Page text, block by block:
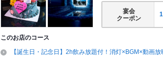
宴会
クーポン
このお店のコース
【誕生日・記念日】2h飲み放題付！消灯×BGM×動画